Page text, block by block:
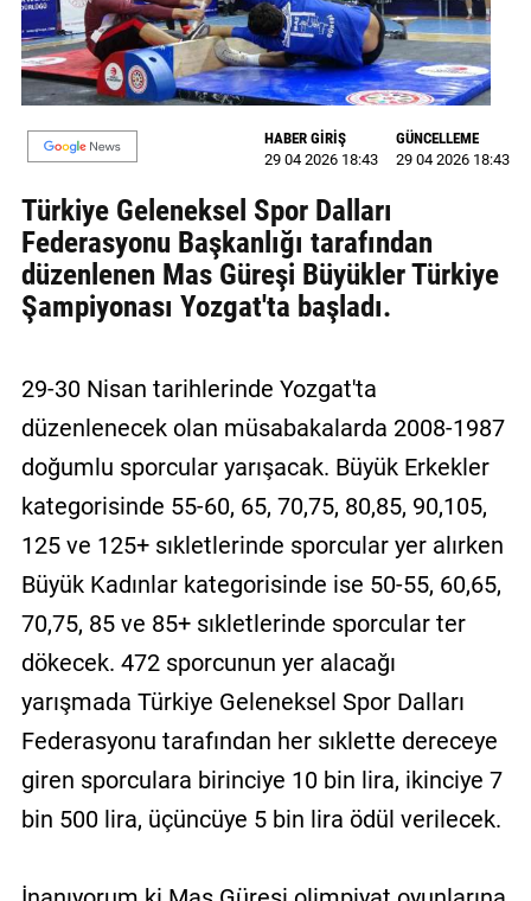
MAGAZİN
GALERİ
YAZARLAR
BİZE
ULAŞIN
Künye
Gizlilik
Politikası
HABER GİRİŞ
29 04 2026 18:43
GÜNCELLEME
29 04 2026 18:43
Türkiye Geleneksel Spor Dalları
Federasyonu Başkanlığı tarafından
düzenlenen Mas Güreşi Büyükler Türkiye
Şampiyonası Yozgat'ta başladı.
29-30 Nisan tarihlerinde Yozgat'ta
düzenlenecek olan müsabakalarda 2008-1987
doğumlu sporcular yarışacak. Büyük Erkekler
kategorisinde 55-60, 65, 70,75, 80,85, 90,105,
125 ve 125+ sıkletlerinde sporcular yer alırken
Büyük Kadınlar kategorisinde ise 50-55, 60,65,
70,75, 85 ve 85+ sıkletlerinde sporcular ter
dökecek. 472 sporcunun yer alacağı
yarışmada Türkiye Geleneksel Spor Dalları
Federasyonu tarafından her sıklette dereceye
giren sporculara birinciye 10 bin lira, ikinciye 7
bin 500 lira, üçüncüye 5 bin lira ödül verilecek.